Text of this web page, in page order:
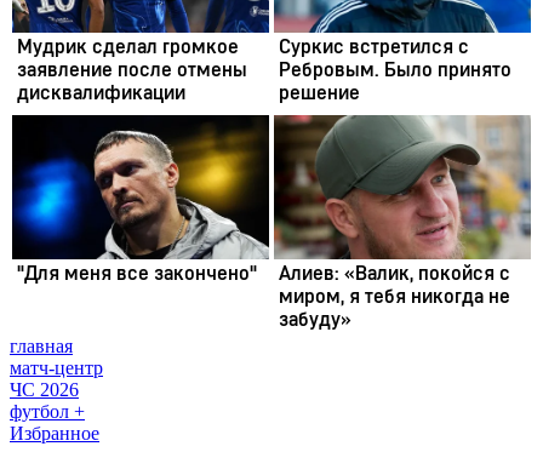
главная
матч-центр
ЧС 2026
футбол +
Избранное